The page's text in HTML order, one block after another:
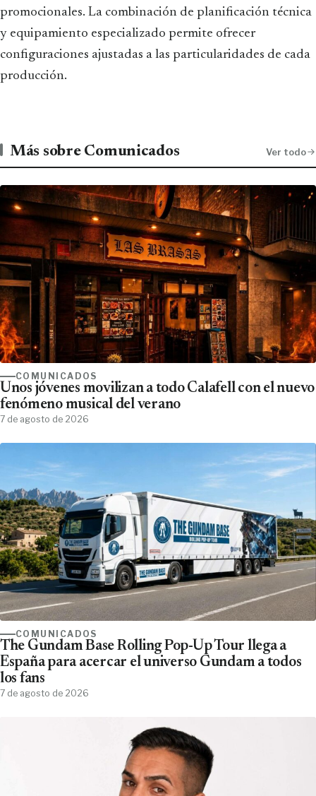
promocionales. La combinación de planificación técnica
y equipamiento especializado permite ofrecer
configuraciones ajustadas a las particularidades de cada
producción.
Más sobre Comunicados Ver todo
COMUNICADOS
Unos jóvenes movilizan a todo Calafell con el nuevo
fenómeno musical del verano
7 de agosto de 2026
COMUNICADOS
The Gundam Base Rolling Pop-Up Tour llega a
España para acercar el universo Gundam a todos
los fans
7 de agosto de 2026